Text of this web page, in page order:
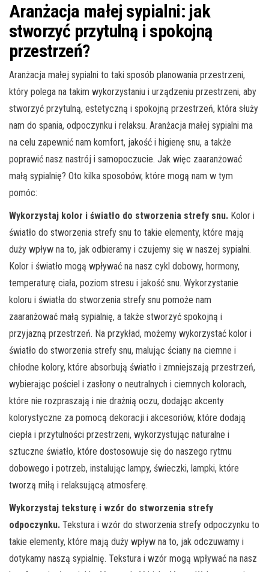
Aranżacja małej sypialni: jak
stworzyć przytulną i spokojną
przestrzeń?
Aranżacja małej sypialni to taki sposób planowania przestrzeni,
który polega na takim wykorzystaniu i urządzeniu przestrzeni, aby
stworzyć przytulną, estetyczną i spokojną przestrzeń, która służy
nam do spania, odpoczynku i relaksu. Aranżacja małej sypialni ma
na celu zapewnić nam komfort, jakość i higienę snu, a także
poprawić nasz nastrój i samopoczucie. Jak więc zaaranżować
małą sypialnię? Oto kilka sposobów, które mogą nam w tym
pomóc:
Wykorzystaj kolor i światło do stworzenia strefy snu. Kolor i
światło do stworzenia strefy snu to takie elementy, które mają
duży wpływ na to, jak odbieramy i czujemy się w naszej sypialni.
Kolor i światło mogą wpływać na nasz cykl dobowy, hormony,
temperaturę ciała, poziom stresu i jakość snu. Wykorzystanie
koloru i światła do stworzenia strefy snu pomoże nam
zaaranżować małą sypialnię, a także stworzyć spokojną i
przyjazną przestrzeń. Na przykład, możemy wykorzystać kolor i
światło do stworzenia strefy snu, malując ściany na ciemne i
chłodne kolory, które absorbują światło i zmniejszają przestrzeń,
wybierając pościel i zasłony o neutralnych i ciemnych kolorach,
które nie rozpraszają i nie drażnią oczu, dodając akcenty
kolorystyczne za pomocą dekoracji i akcesoriów, które dodają
ciepła i przytulności przestrzeni, wykorzystując naturalne i
sztuczne światło, które dostosowuje się do naszego rytmu
dobowego i potrzeb, instalując lampy, świeczki, lampki, które
tworzą miłą i relaksującą atmosferę.
Wykorzystaj teksturę i wzór do stworzenia strefy
odpoczynku. Tekstura i wzór do stworzenia strefy odpoczynku to
takie elementy, które mają duży wpływ na to, jak odczuwamy i
dotykamy naszą sypialnię. Tekstura i wzór mogą wpływać na nasz